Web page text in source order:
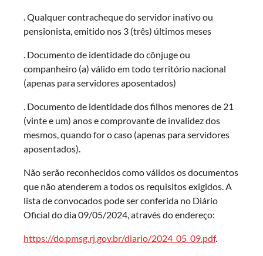
. Qualquer contracheque do servidor inativo ou
pensionista, emitido nos 3 (três) últimos meses
. Documento de identidade do cônjuge ou
companheiro (a) válido em todo território nacional
(apenas para servidores aposentados)
. Documento de identidade dos filhos menores de 21
(vinte e um) anos e comprovante de invalidez dos
mesmos, quando for o caso (apenas para servidores
aposentados).
Não serão reconhecidos como válidos os documentos
que não atenderem a todos os requisitos exigidos. A
lista de convocados pode ser conferida no Diário
Oficial do dia 09/05/2024, através do endereço:
https://do.pmsg.rj.gov.br/diario/2024_05_09.pdf.